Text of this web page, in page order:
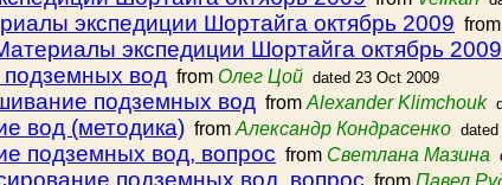
экспедиции Шортайга октябрь 2009 from
экспедиции Шортайга октябрь 2009
вод from Олег Цой dated 23 Oct 2009
подземных вод from Alexander Klimchouk
вод (методика) from Александр Кондрасенко
подземных вод, вопрос from Светлана Мазина
подземных вод, вопрос from Павел